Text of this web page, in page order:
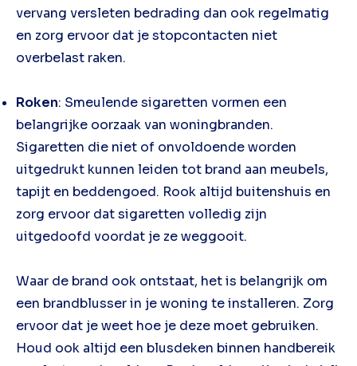
vervang versleten bedrading dan ook regelmatig
en zorg ervoor dat je stopcontacten niet
overbelast raken.
Roken: Smeulende sigaretten vormen een
belangrijke oorzaak van woningbranden.
Sigaretten die niet of onvoldoende worden
uitgedrukt kunnen leiden tot brand aan meubels,
tapijt en beddengoed. Rook altijd buitenshuis en
zorg ervoor dat sigaretten volledig zijn
uitgedoofd voordat je ze weggooit.
Waar de brand ook ontstaat, het is belangrijk om
een brandblusser in je woning te installeren. Zorg
ervoor dat je weet hoe je deze moet gebruiken.
Houd ook altijd een blusdeken binnen handbereik